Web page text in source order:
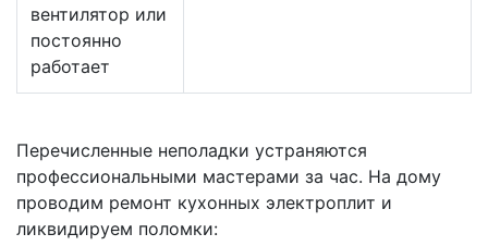
вентилятор или
постоянно
работает
Перечисленные неполадки устраняются
профессиональными мастерами за час. На дому
проводим ремонт кухонных электроплит и
ликвидируем поломки: